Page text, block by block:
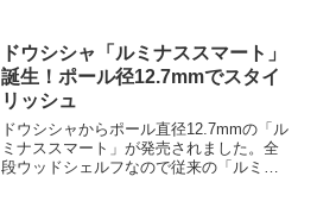
格が高いのに耐荷重はレギュラー以下と
いうのは微妙かもしれません。
ドウシシャ「ルミナススマート」
誕生！ポール径12.7mmでスタイ
リッシュ
ドウシシャからポール直径12.7mmの「ル
ミナススマート」が発売されました。全
段ウッドシェルフなので従来の「ルミナ